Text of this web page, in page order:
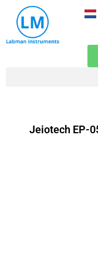
naar
Jeiotech EP-